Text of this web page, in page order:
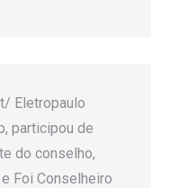
Eletropaulo
participou de
do conselho,
Foi Conselheiro